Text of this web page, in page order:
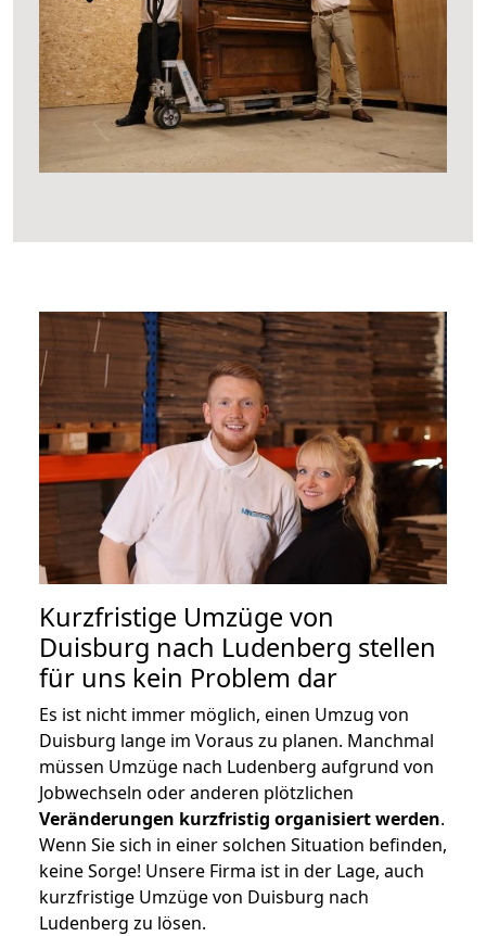
Kurzfristige Umzüge von
Duisburg nach Ludenberg stellen
für uns kein Problem dar
Es ist nicht immer möglich, einen Umzug von
Duisburg lange im Voraus zu planen. Manchmal
müssen Umzüge nach Ludenberg aufgrund von
Jobwechseln oder anderen plötzlichen
Veränderungen kurzfristig organisiert werden.
Wenn Sie sich in einer solchen Situation befinden,
keine Sorge! Unsere Firma ist in der Lage, auch
kurzfristige Umzüge von Duisburg nach
Ludenberg zu lösen.